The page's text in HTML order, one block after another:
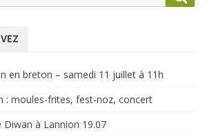
en breton – samedi 11 juillet à 11h
: moules-frites, fest-noz, concert
Diwan à Lannion 19.07